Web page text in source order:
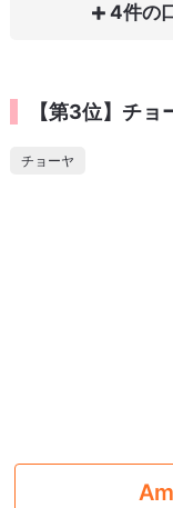
4件の
【第3位】チ
チョーヤ